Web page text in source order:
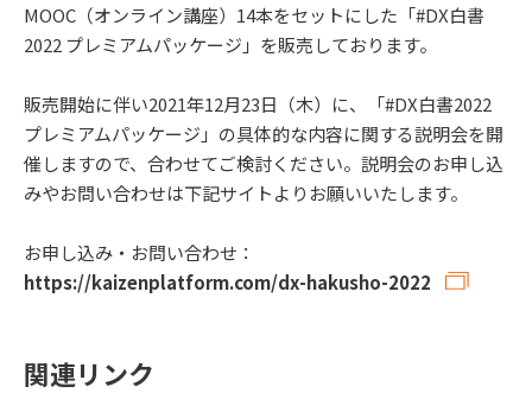
MOOC（オンライン講座）14本をセットにした「#DX白書
2022 プレミアムパッケージ」を販売しております。
販売開始に伴い2021年12月23日（木）に、「#DX白書2022
プレミアムパッケージ」の具体的な内容に関する説明会を開
催しますので、合わせてご検討ください。説明会のお申し込
みやお問い合わせは下記サイトよりお願いいたします。
お申し込み・お問い合わせ：
https://kaizenplatform.com/dx-hakusho-2022
関連リンク